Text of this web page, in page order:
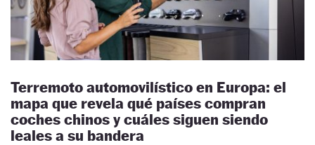
Terremoto automovilístico en Europa: el
mapa que revela qué países compran
coches chinos y cuáles siguen siendo
leales a su bandera